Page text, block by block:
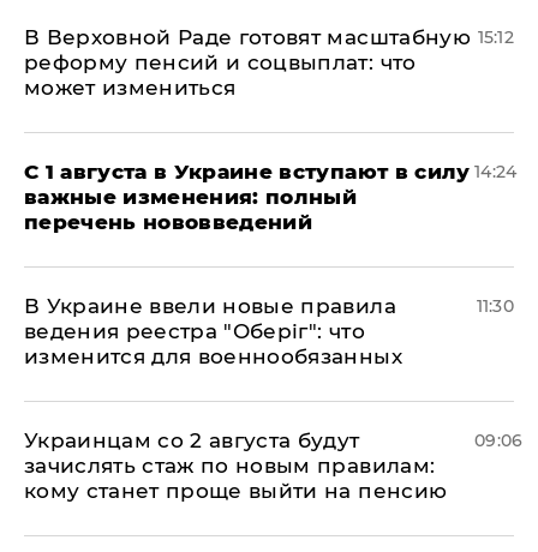
В Верховной Раде готовят масштабную
реформу пенсий и соцвыплат: что
может измениться
15:12
С 1 августа в Украине вступают в силу
важные изменения: полный
перечень нововведений
14:24
В Украине ввели новые правила
ведения реестра "Оберіг": что
изменится для военнообязанных
11:30
Украинцам со 2 августа будут
зачислять стаж по новым правилам:
кому станет проще выйти на пенсию
09:06